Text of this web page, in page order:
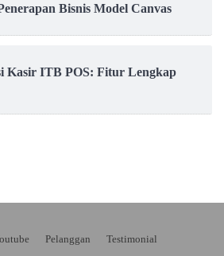
Bisnis Model Canvas
Kasir ITB POS: Fitur Lengkap
Pelanggan Testimonial